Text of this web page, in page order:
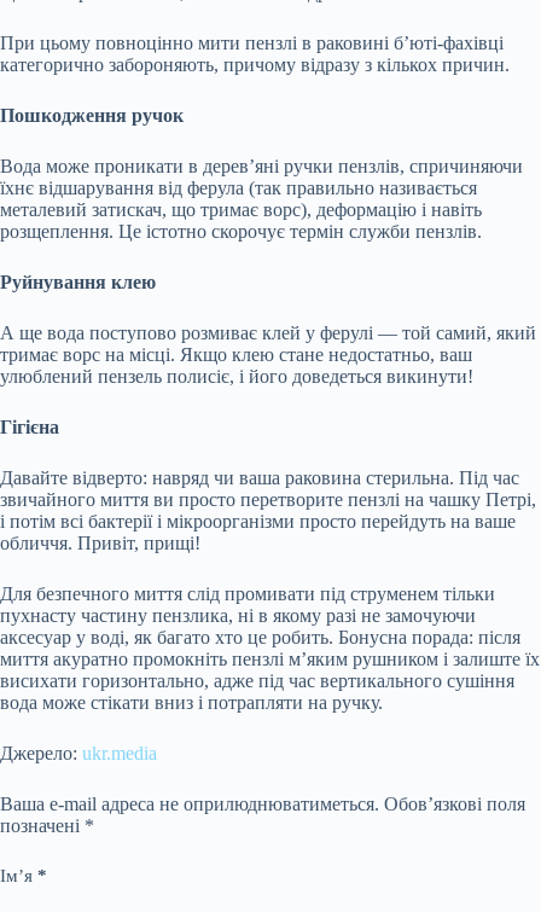
При цьому повноцінно мити пензлі в раковині б’юті-фахівці
категорично забороняють, причому відразу з кількох причин.
Пошкодження ручок
Вода може проникати в дерев’яні ручки пензлів, спричиняючи
їхнє відшарування від ферула (так правильно називається
металевий затискач, що тримає ворс), деформацію і навіть
розщеплення. Це істотно скорочує термін служби пензлів.
Руйнування клею
А ще вода поступово розмиває клей у ферулі — той самий, який
тримає ворс на місці. Якщо клею стане недостатньо, ваш
улюблений пензель полисіє, і його доведеться викинути!
Гігієна
Давайте відверто: навряд чи ваша раковина стерильна. Під час
звичайного миття ви просто перетворите пензлі на чашку Петрі,
і потім всі бактерії і мікроорганізми просто перейдуть на ваше
обличчя. Привіт, прищі!
Для безпечного миття слід промивати під струменем тільки
пухнасту частину пензлика, ні в якому разі не замочуючи
аксесуар у воді, як багато хто це робить. Бонусна порада: після
миття акуратно промокніть пензлі м’яким рушником і залиште їх
висихати горизонтально, адже під час вертикального сушіння
вода може стікати вниз і потрапляти на ручку.
Джерело: ukr.media
Ваша e-mail адреса не оприлюднюватиметься. Обов’язкові поля
позначені *
Ім’я *